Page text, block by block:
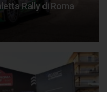
Rally di Roma